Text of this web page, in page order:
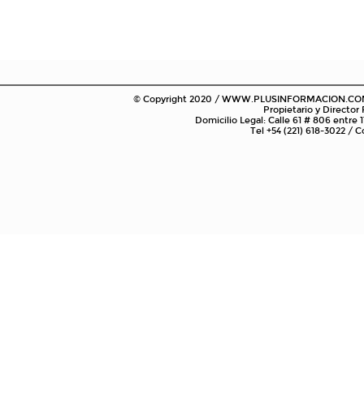
© Copyright 2020 /
Propietario y Director
Domicilio Legal: Calle 61 # 806 entre
Tel +54 (221) 618-3022 /